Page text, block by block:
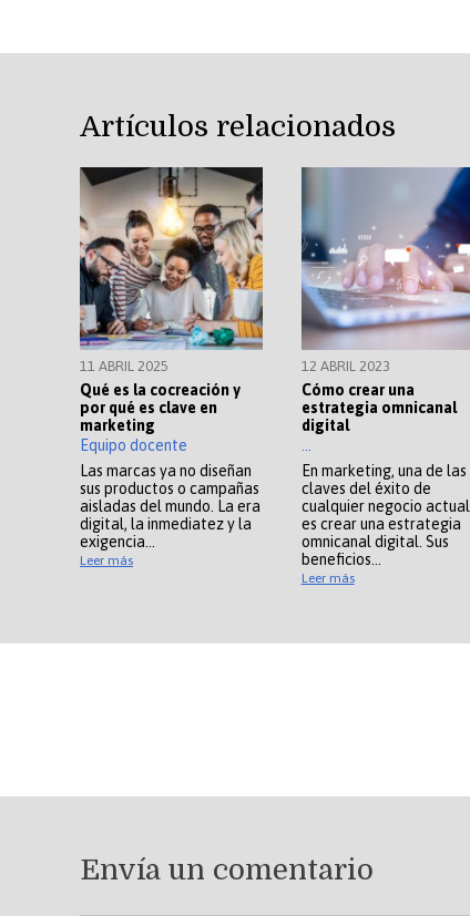
Artículos relacionados
11 ABRIL 2025
Qué es la cocreación y
por qué es clave en
marketing
Equipo docente
Las marcas ya no diseñan
sus productos o campañas
aisladas del mundo. La era
digital, la inmediatez y la
exigencia…
Leer más
12 ABRIL 2023
Cómo crear una
estrategia omnicanal
digital
En marketing, una de las
claves del éxito de
cualquier negocio actual
es crear una estrategia
omnicanal digital. Sus
beneficios…
Leer más
Envía un comentario